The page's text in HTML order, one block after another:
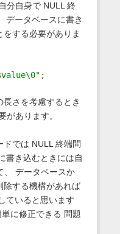
分自身で NULL 終
データベースに書き
する必要がありま
;
さを考慮するとき
があります。
では NULL 終端問
書き込むときには自
、 データベースか
除する機構があれば
ていると思います
に修正できる 問題